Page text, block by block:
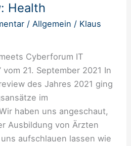
Health
/Allgemein / Klaus
Cyberforum IT
vom 21. September 2021 In
des Jahres 2021 ging
im
haben uns angeschaut,
Ausbildung von Ärzten
aufschlauen lassen wie